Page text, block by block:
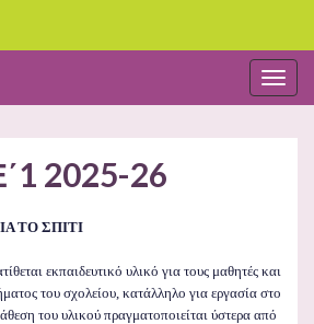
2025-26
ΤΟ ΣΠΙΤΙ
εκπαιδευτικό υλικό για τους μαθητές και
του σχολείου, κατάλληλο για εργασία στο
του υλικού πραγματοποιείται ύστερα από